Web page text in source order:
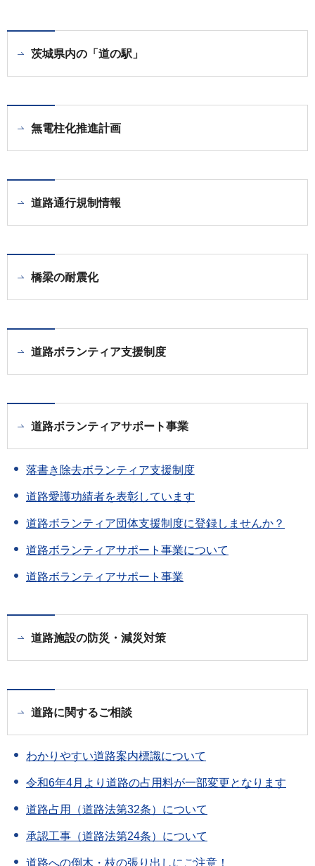
茨城県内の「道の駅」
無電柱化推進計画
道路通行規制情報
橋梁の耐震化
道路ボランティア支援制度
道路ボランティアサポート事業
落書き除去ボランティア支援制度
道路愛護功績者を表彰しています
道路ボランティア団体支援制度に登録しませんか？
道路ボランティアサポート事業について
道路ボランティアサポート事業
道路施設の防災・減災対策
道路に関するご相談
わかりやすい道路案内標識について
令和6年4月より道路の占用料が一部変更となります
道路占用（道路法第32条）について
承認工事（道路法第24条）について
道路への倒木・枝の張り出しにご注意！